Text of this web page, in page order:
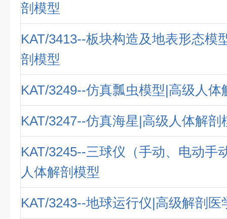
剖模型
KAT/3413--板块构造及地表形态模
剖模型
KAT/3249--仿真瓢虫模型|高级人体
KAT/3247--仿真海星|高级人体解剖
KAT/3245--三球仪（手动、电动手
人体解剖模型
KAT/3243--地球运行仪|高级解剖医